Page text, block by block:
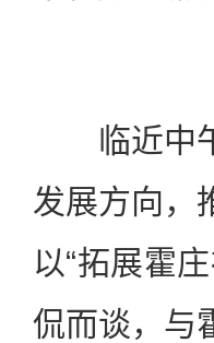
临近中午
发展方向，
以“拓展霍
侃而谈，与